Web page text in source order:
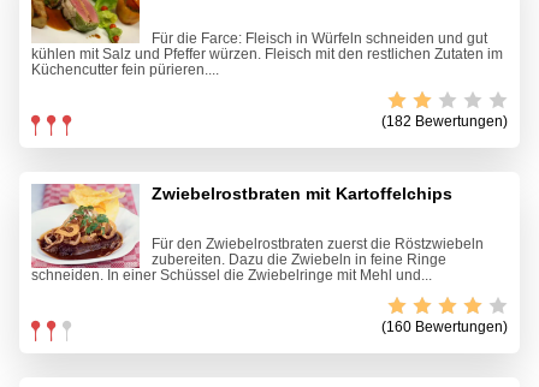
Für die Farce: Fleisch in Würfeln schneiden und gut
kühlen mit Salz und Pfeffer würzen. Fleisch mit den restlichen Zutaten im
Küchencutter fein pürieren....
(182 Bewertungen)
Zwiebelrostbraten mit Kartoffelchips
Für den Zwiebelrostbraten zuerst die Röstzwiebeln
zubereiten. Dazu die Zwiebeln in feine Ringe
schneiden. In einer Schüssel die Zwiebelringe mit Mehl und...
(160 Bewertungen)